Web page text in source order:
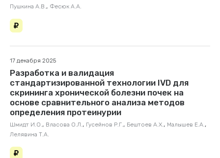
Пушкина А.В., Фесюк А.А.
17 декабря 2025
Разработка и валидация
стандартизированной технологии IVD для
скрининга хронической болезни почек на
основе сравнительного анализа методов
определения протеинурии
Шмидт И.О., Власова О.Л., Гусейнов Р.Г., Бештоев А.Х., Малышев Е.А.,
Лелявина Т.А.